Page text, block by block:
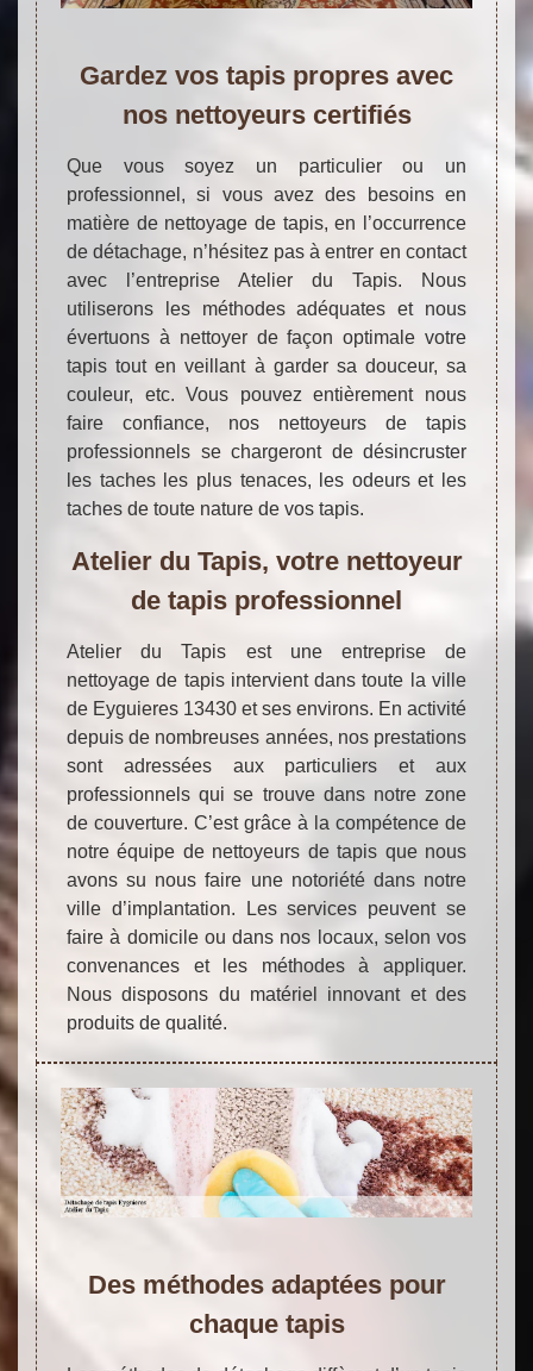
Gardez vos tapis propres avec
nos nettoyeurs certifiés
Que vous soyez un particulier ou un
professionnel, si vous avez des besoins en
matière de nettoyage de tapis, en l’occurrence
de détachage, n’hésitez pas à entrer en contact
avec l’entreprise Atelier du Tapis. Nous
utiliserons les méthodes adéquates et nous
évertuons à nettoyer de façon optimale votre
tapis tout en veillant à garder sa douceur, sa
couleur, etc. Vous pouvez entièrement nous
faire confiance, nos nettoyeurs de tapis
professionnels se chargeront de désincruster
les taches les plus tenaces, les odeurs et les
taches de toute nature de vos tapis.
Atelier du Tapis, votre nettoyeur
de tapis professionnel
Atelier du Tapis est une entreprise de
nettoyage de tapis intervient dans toute la ville
de Eyguieres 13430 et ses environs. En activité
depuis de nombreuses années, nos prestations
sont adressées aux particuliers et aux
professionnels qui se trouve dans notre zone
de couverture. C’est grâce à la compétence de
notre équipe de nettoyeurs de tapis que nous
avons su nous faire une notoriété dans notre
ville d’implantation. Les services peuvent se
faire à domicile ou dans nos locaux, selon vos
convenances et les méthodes à appliquer.
Nous disposons du matériel innovant et des
produits de qualité.
Des méthodes adaptées pour
chaque tapis